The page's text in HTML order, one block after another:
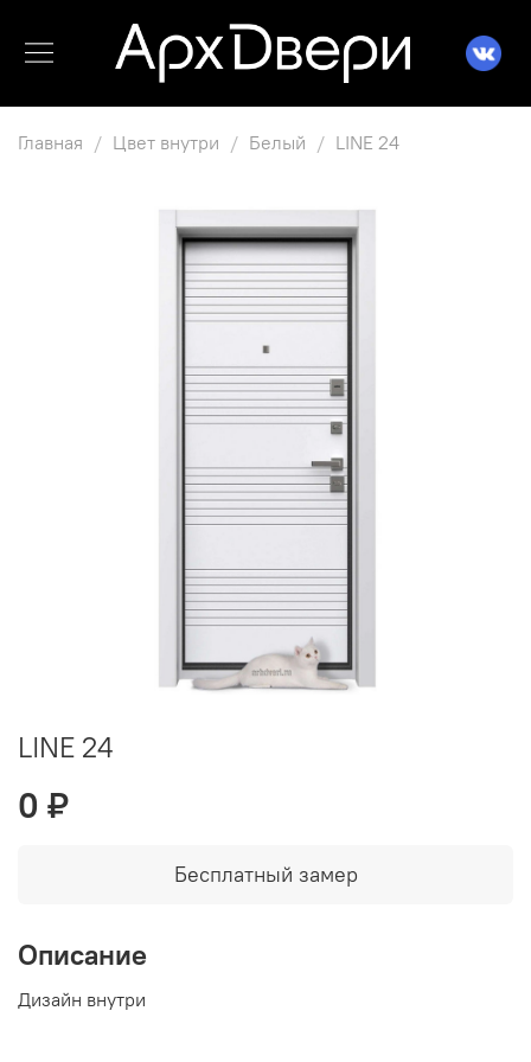
Главная Цвет внутри Белый LINE 24
LINE 24
0 ₽
Бесплатный замер
Описание
Дизайн внутри